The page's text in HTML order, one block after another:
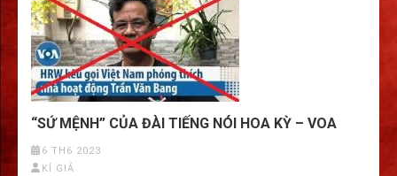
“SỨ MỆNH” CỦA ĐÀI TIẾNG NÓI HOA KỲ – VOA
6 TH6 2023
KÍ GIẢ